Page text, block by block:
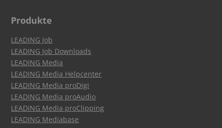
Produkte
LEADING Job
LEADING Job Downloads
LEADING Media
LEADING Media Helpcenter
LEADING Media proDigi
LEADING Media proAudio
LEADING Media proClipping
LEADING Mediabase